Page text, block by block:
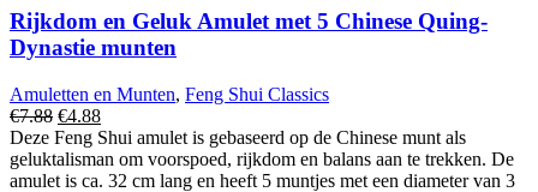
Rijkdom en Geluk Amulet met 5 Chinese Quing-
Dynastie munten
Amuletten en Munten, Feng Shui Classics
€7.88 Oorspronkelijke
prijs
was:
€7.88.
€4.88Huidige
prijs
is:
€4.88.
Deze Feng Shui amulet is gebaseerd op de Chinese munt als
geluktalisman om voorspoed, rijkdom en balans aan te trekken. De
amulet is ca. 32 cm lang en heeft 5 muntjes met een diameter van 3